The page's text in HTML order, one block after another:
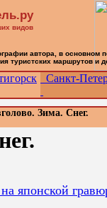
Санкт-
Зима. Снег.
японской
видов
автора, в основном
туристских маршрутов и